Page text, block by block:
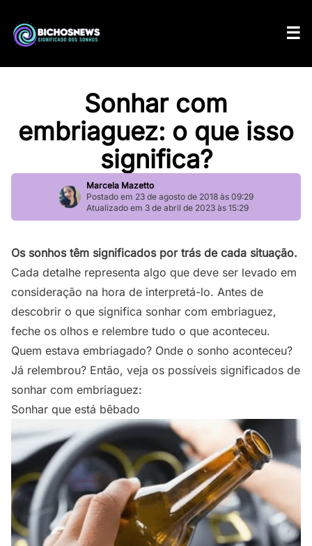
Sonhar com
embriaguez: o que isso
significa?
Marcela Mazetto
Postado em 23 de agosto de 2018 às 09:29
Atualizado em 3 de abril de 2023 às 15:29
Os sonhos têm significados por trás de cada situação.
Cada detalhe representa algo que deve ser levado em
consideração na hora de interpretá-lo. Antes de
descobrir o que significa sonhar com embriaguez,
feche os olhos e relembre tudo o que aconteceu.
Quem estava embriagado? Onde o sonho aconteceu?
Já relembrou? Então, veja os possíveis significados de
sonhar com embriaguez:
Sonhar que está bêbado